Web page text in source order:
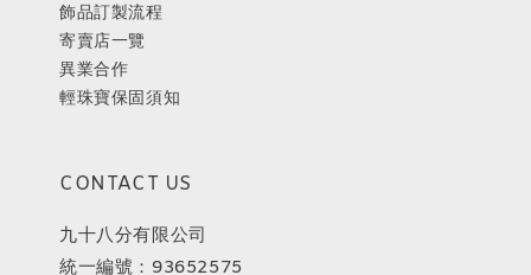
飾品訂製流程
寄賣店一覽
異業合作
輕珠寶保固須知
CONTACT US
九十八分有限公司
統一編號：93652575